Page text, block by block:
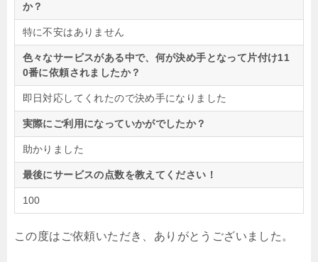
か？
特に不安はありません
色々なサービスがある中で、何が決め手となって片付け11
0番に依頼されましたか？
即日対応してくれたので決め手になりました
実際にご利用になっていかがでしたか？
助かりました
最後にサービスの点数を教えてください！
100
この度はご依頼いただき、ありがとうございました。